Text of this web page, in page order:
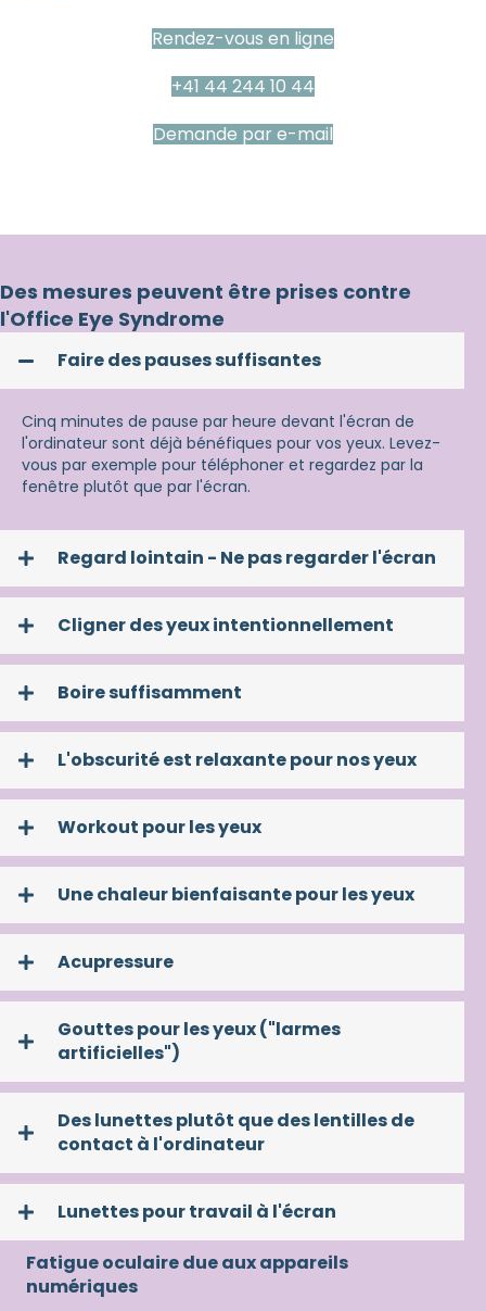
Rendez-vous en ligne
+41 44 244 10 44
Demande par e-mail
Des mesures peuvent être prises contre
l'Office Eye Syndrome
Faire des pauses suffisantes
Cinq minutes de pause par heure devant l'écran de
l'ordinateur sont déjà bénéfiques pour vos yeux. Levez-
vous par exemple pour téléphoner et regardez par la
fenêtre plutôt que par l'écran.
Regard lointain - Ne pas regarder l'écran
Cligner des yeux intentionnellement
Boire suffisamment
L'obscurité est relaxante pour nos yeux
Workout pour les yeux
Une chaleur bienfaisante pour les yeux
Acupressure
Gouttes pour les yeux ("larmes
artificielles")
Des lunettes plutôt que des lentilles de
contact à l'ordinateur
Lunettes pour travail à l'écran
Fatigue oculaire due aux appareils
numériques